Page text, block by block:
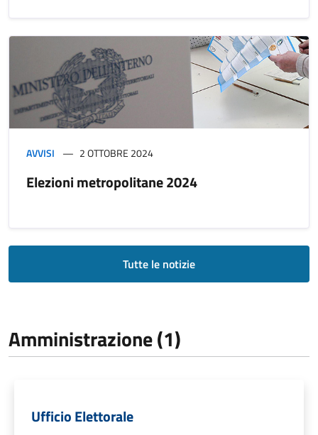
AVVISI 2 OTTOBRE 2024
Elezioni metropolitane 2024
Tutte le notizie
Amministrazione (1)
Ufficio Elettorale